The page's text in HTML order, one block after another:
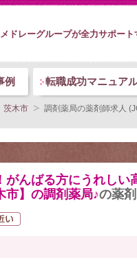
メドレーグループが全力サポート
例 転職成功マニュア
茨木市 調剤薬局の薬剤師求人
がんばる方にうれし
市】の調剤薬局♪の薬